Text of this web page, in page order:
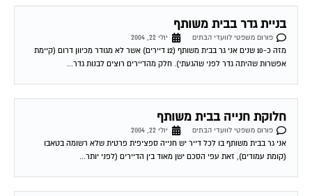
בניית גדר בבית משותף
פורום משפטי לוועדי הבתים
מזה כ-10 שנים אני גר בבית משותף (12 דיירים) אשר לא מגודר מכיוון דרום (קיימת
אפשרות שהיתה גדר לפני שהגעתי). חלק מהדיירים רוצים לבנות גדר...
חלוקת חנייה בבית משותף
פורום משפטי לוועדי הבתים
יולי 22, 2004
אני גר בבית משותף בו לכל דייר יש חנייה ספציפית פרטית שלא רשומה בטאבו
(קומת עמודים), זאת עפי הסכם ישן מאוד בין הדיירים (לפני יותר...